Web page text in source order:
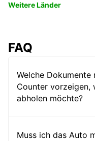
Weitere Länder
FAQ
Welche Dokumente
Counter vorzeigen,
abholen möchte?
Muss ich das Auto